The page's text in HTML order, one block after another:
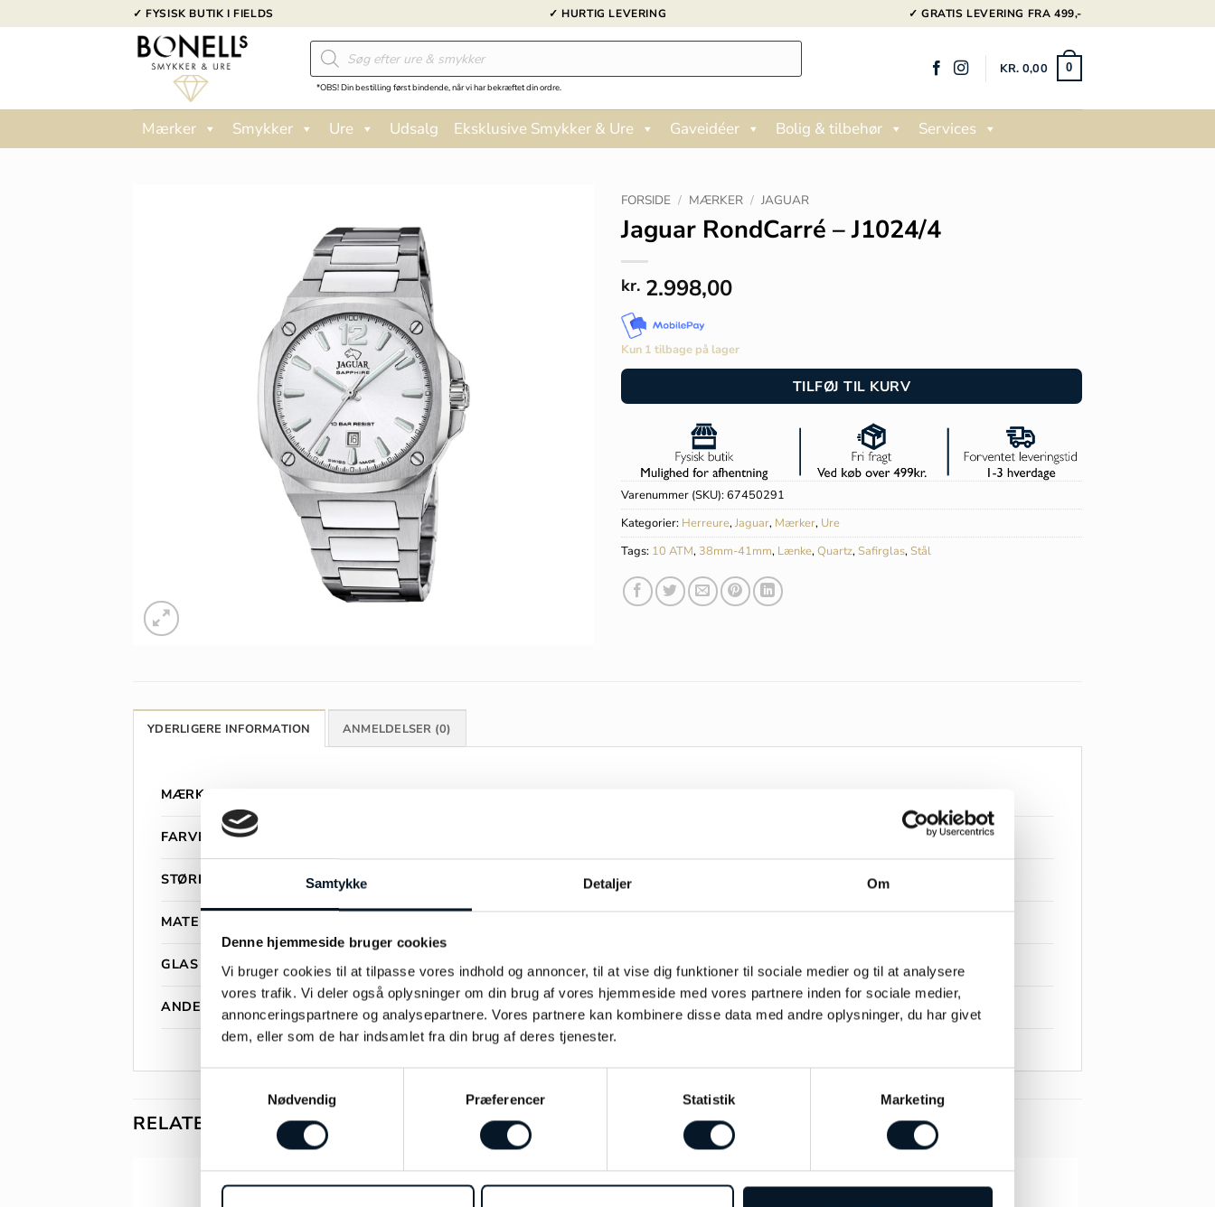
Samtykke Detaljer Om
Denne hjemmeside bruger cookies
Vi bruger cookies til at tilpasse vores indhold og annoncer, til at vise dig funktioner til sociale medier og til at analysere
vores trafik. Vi deler også oplysninger om din brug af vores hjemmeside med vores partnere inden for sociale medier,
annonceringspartnere og analysepartnere. Vores partnere kan kombinere disse data med andre oplysninger, du har givet
dem, eller som de har indsamlet fra din brug af deres tjenester.
Nødvendig
Præferencer Statistik Marketing
til
✓ FYSISK BUTIK I FIELDS ✓ HURTIG LEVERING ✓ GRATIS LEVERING FRA 499,-
Products
search
*OBS! Din bestilling først bindende, når vi har bekræftet din ordre.
KR. 0,00 0
Mærker Smykker Ure Udsalg Eksklusive Smykker & Ure Gaveidéer Bolig & tilbehør Services
FORSIDE / MÆRKER / JAGUAR
Jaguar RondCarré – J1024/4
kr. 2.998,00
Kun 1 tilbage på lager
TILFØJ TIL KURV
Varenummer (SKU):67450291
Kategorier: Herreure,Jaguar, Mærker, Ure
Tags: 10 ATM, 38mm-41mm, Lænke,Quartz, Safirglas, Stål
YDERLIGERE INFORMATION ANMELDELSER (0)
MÆRKE
FARVE
STØRRELSE
MATERIALE
GLAS Safir
ANDET INFO 10 ATM
RELATEREDE VARER